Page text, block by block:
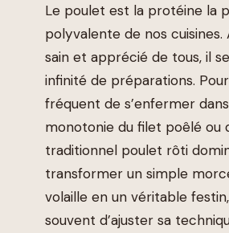
Le poulet est la protéine la
polyvalente de nos cuisines.
sain et apprécié de tous, il
infinité de préparations.
fréquent de s’enfermer
monotonie du filet poêlé ou
traditionnel poulet rôti
transformer un simple
volaille en un véritable
souvent d’ajuster sa